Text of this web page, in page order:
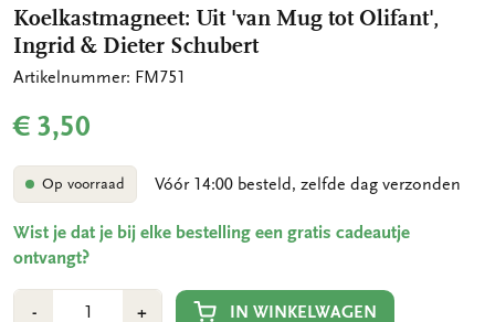
Koelkastmagneet: Uit 'van Mug tot Olifant',
Ingrid & Dieter Schubert
Artikelnummer: FM751
€ 3,50
Op voorraad Vóór 14:00 besteld, zelfde dag verzonden
Wist je dat je bij elke bestelling een gratis cadeautje
ontvangt?
-Min
+Plus
IN WINKELWAGEN